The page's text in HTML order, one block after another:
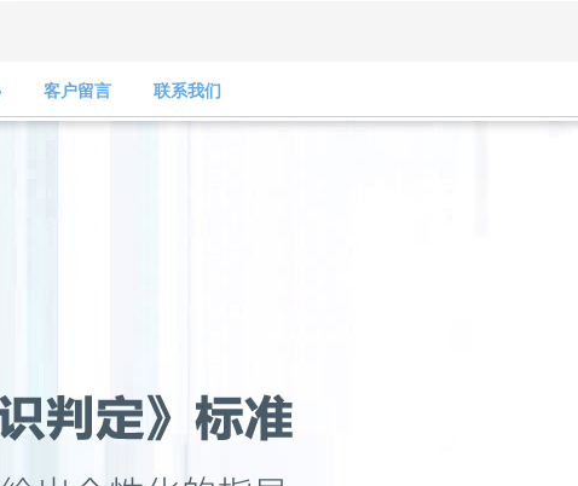
客户留言 联系我们